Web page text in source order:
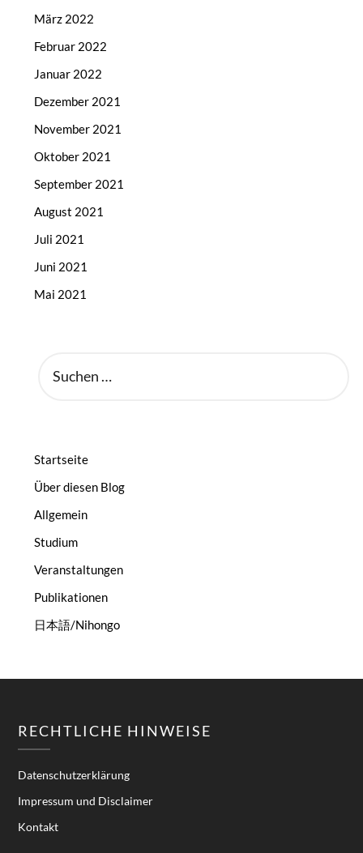
März 2022
Februar 2022
Januar 2022
Dezember 2021
November 2021
Oktober 2021
September 2021
August 2021
Juli 2021
Juni 2021
Mai 2021
NACH:
Startseite
Über diesen Blog
Allgemein
Studium
Veranstaltungen
Publikationen
日本語/Nihongo
RECHTLICHE HINWEISE
Datenschutzerklärung
Impressum und Disclaimer
Kontakt